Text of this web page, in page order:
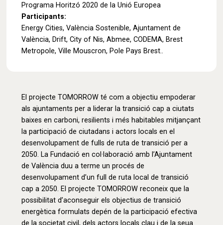
Programa Horitzó 2020 de la Unió Europea
Participants:
Energy Cities, València Sostenible, Ajuntament de
València, Drift, City of Nis, Abmee, CODEMA, Brest
Metropole, Ville Mouscron, Pole Pays Brest..
El projecte TOMORROW té com a objectiu empoderar
als ajuntaments per a liderar la transició cap a ciutats
baixes en carboni, resilients i més habitables mitjançant
la participació de ciutadans i actors locals en el
desenvolupament de fulls de ruta de transició per a
2050. La Fundació en col·laboració amb l’Ajuntament
de València duu a terme un procés de
desenvolupament d’un full de ruta local de transició
cap a 2050. El projecte TOMORROW reconeix que la
possibilitat d’aconseguir els objectius de transició
energètica formulats depén de la participació efectiva
de la societat civil, dels actors locals clau i de la seua